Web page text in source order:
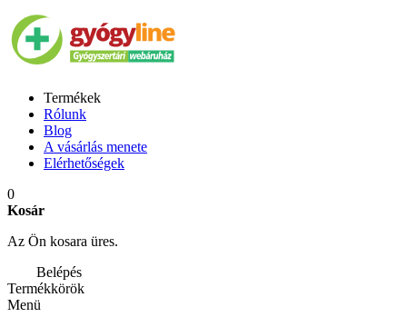
Termékek
Rólunk
Blog
A vásárlás menete
Elérhetőségek
0
Kosár
Az Ön kosara üres.
Belépés
Termékkörök
Menü